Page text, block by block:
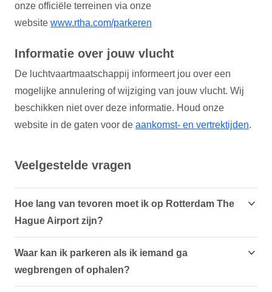
onze officiële terreinen via onze
website www.rtha.com/parkeren
Informatie over jouw vlucht
De luchtvaartmaatschappij informeert jou over een
mogelijke annulering of wijziging van jouw vlucht. Wij
beschikken niet over deze informatie. Houd onze
website in de gaten voor de aankomst- en vertrektijden.
Veelgestelde vragen
Hoe lang van tevoren moet ik op Rotterdam The
Hague Airport zijn?
Waar kan ik parkeren als ik iemand ga
wegbrengen of ophalen?